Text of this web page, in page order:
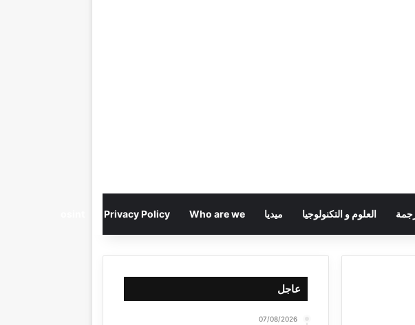
العلوم و التكنولوجيا ميديا Who are we
Privacy Policy
عاجل
07/08/2026